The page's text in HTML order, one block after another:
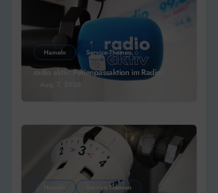
Hameln Service-Themen
radio aktiv: Ferienpassaktion im Radio!
Service-Themen